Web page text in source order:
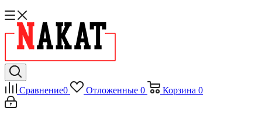
Сравнение0 Отложенные 0 Корзина 0